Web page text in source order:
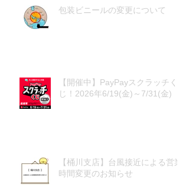
包装ビニールの変更について
【開催中】PayPayスクラッチく
じ！2026年6/19(金)～7/31(金)
【桶川支店】台風接近による営業
時間変更のお知らせ